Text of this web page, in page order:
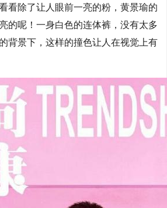
看除了让人眼前一亮的粉，黄景瑜的
的呢！一身白色的连体裤，没有太多
背景下，这样的撞色让人在视觉上有